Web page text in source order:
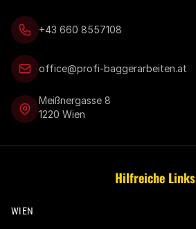
+43 660 8557108
office@profi-baggerarbeiten.at
Meißnergasse 8
1220 Wien
Hilfreiche Links
WIEN